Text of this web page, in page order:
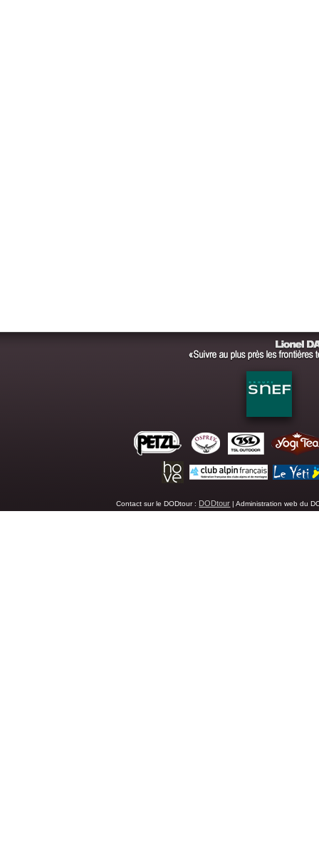
Contact sur le DODtour : DODtour | Administration web du